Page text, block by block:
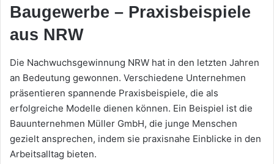
Baugewerbe – Praxisbeispiele
aus NRW
Die Nachwuchsgewinnung NRW hat in den letzten Jahren
an Bedeutung gewonnen. Verschiedene Unternehmen
präsentieren spannende Praxisbeispiele, die als
erfolgreiche Modelle dienen können. Ein Beispiel ist die
Bauunternehmen Müller GmbH, die junge Menschen
gezielt ansprechen, indem sie praxisnahe Einblicke in den
Arbeitsalltag bieten.